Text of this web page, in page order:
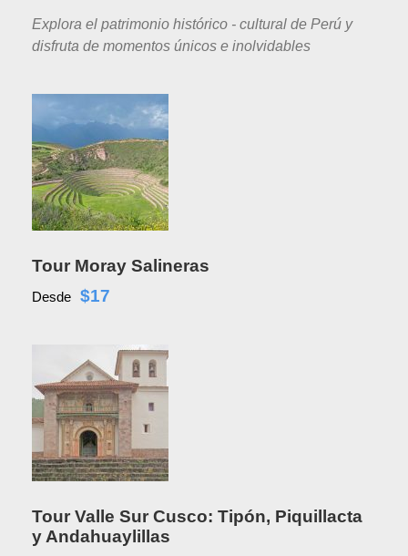
Explora el patrimonio histórico - cultural de Perú y
disfruta de momentos únicos e inolvidables
Tour Moray Salineras
Desde $17
Tour Valle Sur Cusco: Tipón, Piquillacta
y Andahuaylillas